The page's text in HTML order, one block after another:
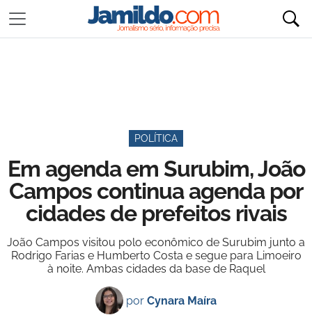
POLÍTICA
Em agenda em Surubim, João
Campos continua agenda por
cidades de prefeitos rivais
João Campos visitou polo econômico de Surubim junto a
Rodrigo Farias e Humberto Costa e segue para Limoeiro
à noite. Ambas cidades da base de Raquel
por Cynara Maíra